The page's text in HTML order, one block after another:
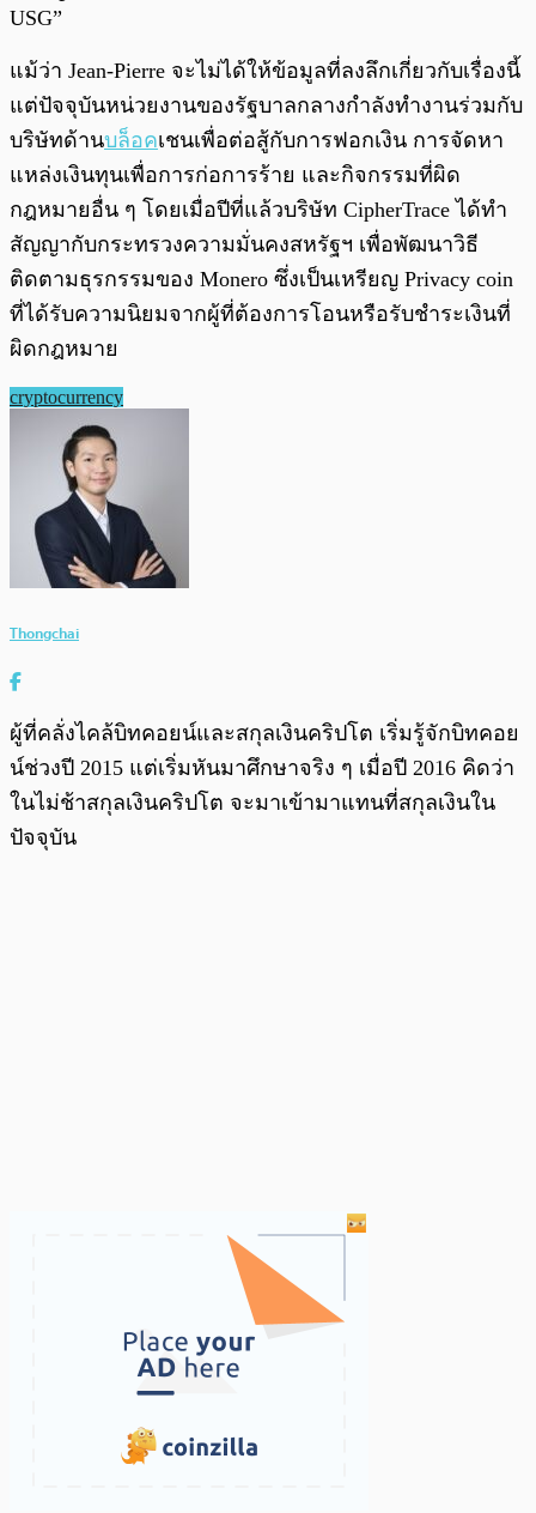
USG”
แม้ว่า Jean-Pierre จะไม่ได้ให้ข้อมูลที่ลงลึกเกี่ยวกับเรื่องนี้
แต่ปัจจุบันหน่วยงานของรัฐบาลกลางกำลังทำงานร่วมกับ
บริษัทด้านบล็อคเชนเพื่อต่อสู้กับการฟอกเงิน การจัดหา
แหล่งเงินทุนเพื่อการก่อการร้าย และกิจกรรมที่ผิด
กฎหมายอื่น ๆ โดยเมื่อปีที่แล้วบริษัท CipherTrace ได้ทำ
สัญญากับกระทรวงความมั่นคงสหรัฐฯ เพื่อพัฒนาวิธี
ติดตามธุรกรรมของ Monero ซึ่งเป็นเหรียญ Privacy coin
ที่ได้รับความนิยมจากผู้ที่ต้องการโอนหรือรับชำระเงินที่
ผิดกฎหมาย
cryptocurrency
Thongchai
ผู้ที่คลั่งไคล้บิทคอยน์และสกุลเงินคริปโต เริ่มรู้จักบิทคอย
น์ช่วงปี 2015 แต่เริ่มหันมาศึกษาจริง ๆ เมื่อปี 2016 คิดว่า
ในไม่ช้าสกุลเงินคริปโต จะมาเข้ามาแทนที่สกุลเงินใน
ปัจจุบัน